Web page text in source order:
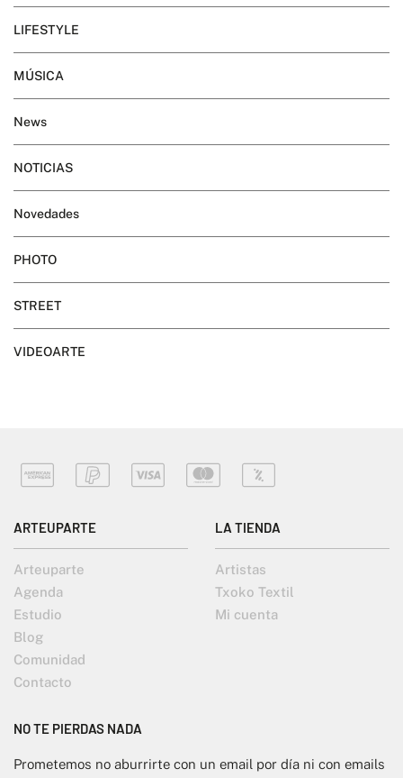
LIFESTYLE
MÚSICA
News
NOTICIAS
Novedades
PHOTO
STREET
VIDEOARTE
ARTEUPARTE
Arteuparte
Agenda
Estudio
Blog
Comunidad
Contacto
LA TIENDA
Artistas
Txoko Textil
Mi cuenta
NO TE PIERDAS NADA
Prometemos no aburrirte con un email por día ni con emails